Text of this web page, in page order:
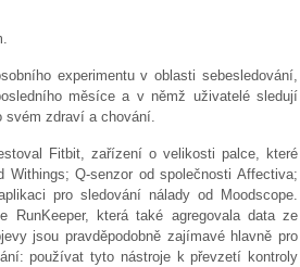
experimentu v oblasti sebesledování,
měsíce a v němž uživatelé sledují
svém zdraví a chování.
Fitbit, zařízení o velikosti palce, které
Q-senzor od společnosti Affectiva;
pro sledování nálady od Moodscope.
která také agregovala data ze
jsou pravděpodobně zajímavé hlavně pro
používat tyto nástroje k převzetí kontroly